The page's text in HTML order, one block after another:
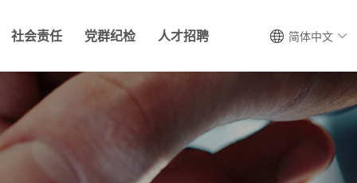
简体中文
社会责任 党群纪检 人才招聘